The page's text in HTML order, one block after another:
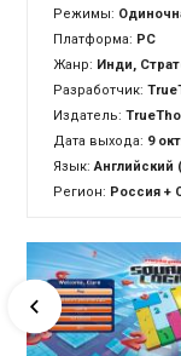
Режимы:
Платформа: PC
Жанр: Инди,
Разработчик:
Издатель:
Дата выхода: 9
Язык:Английский
Регион: Россия +